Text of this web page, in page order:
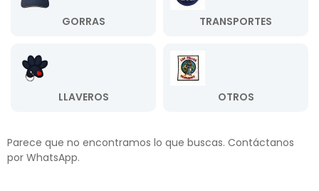
GORRAS TRANSPORTES
LLAVEROS OTROS
Parece que no encontramos lo que buscas. Contáctanos
por WhatsApp.